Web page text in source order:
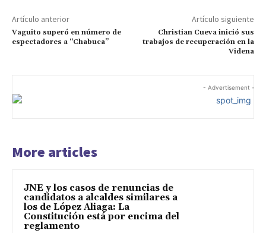
Artículo anterior
Vaguito superó en número de
espectadores a “Chabuca”
Artículo siguiente
Christian Cueva inició sus
trabajos de recuperación en la
Videna
- Advertisement -
More articles
JNE y los casos de renuncias de
candidatos a alcaldes similares a
los de López Aliaga: La
Constitución está por encima del
reglamento